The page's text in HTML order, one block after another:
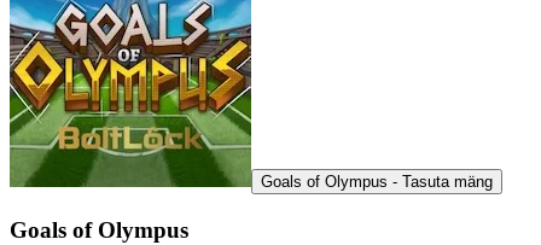
Goals of Olympus - Tasuta mäng
Goals of Olympus